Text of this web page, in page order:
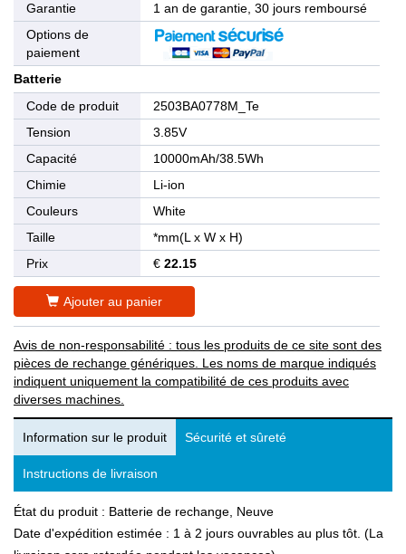
Garantie
1 an de garantie, 30 jours remboursé
Options de
paiement
Batterie
Code de produit
2503BA0778M_Te
Tension
3.85V
Capacité
10000mAh/38.5Wh
Chimie
Li-ion
Couleurs
White
Taille
*mm(L x W x H)
Prix
€ 22.15
Ajouter au panier
Avis de non-responsabilité : tous les produits de ce site sont des
pièces de rechange génériques. Les noms de marque indiqués
indiquent uniquement la compatibilité de ces produits avec
diverses machines.
Information sur le produit Sécurité et sûreté
Instructions de livraison
État du produit : Batterie de rechange, Neuve
Date d'expédition estimée : 1 à 2 jours ouvrables au plus tôt. (La